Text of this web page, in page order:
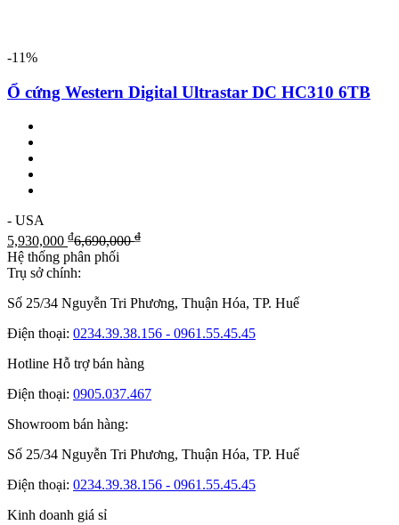
-11%
Ổ cứng Western Digital Ultrastar DC HC310 6TB
- USA
5,930,000 ₫6,690,000₫
Hệ thống phân phối
Trụ sở chính:
Số 25/34 Nguyễn Tri Phương, Thuận Hóa, TP. Huế
Điện thoại: 0234.39.38.156 - 0961.55.45.45
Hotline Hỗ trợ bán hàng
Điện thoại: 0905.037.467
Showroom bán hàng:
Số 25/34 Nguyễn Tri Phương, Thuận Hóa, TP. Huế
Điện thoại: 0234.39.38.156 - 0961.55.45.45
Kinh doanh giá sỉ